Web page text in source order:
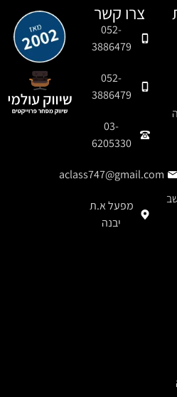
צרו קשר
052-
3886479
052-
3886479
03-
6205330
aclass747@gmail.com
מפעל א.ת
יבנה